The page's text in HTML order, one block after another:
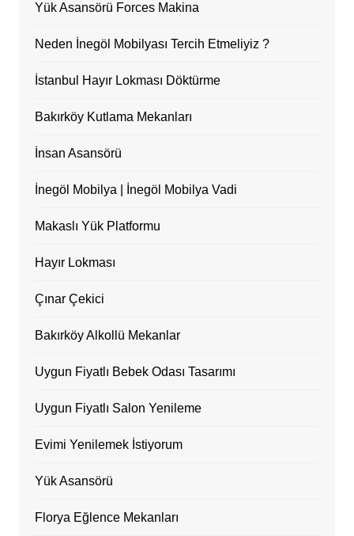
Yük Asansörü Forces Makina
Neden İnegöl Mobilyası Tercih Etmeliyiz ?
İstanbul Hayır Lokması Döktürme
Bakırköy Kutlama Mekanları
İnsan Asansörü
İnegöl Mobilya | İnegöl Mobilya Vadi
Makaslı Yük Platformu
Hayır Lokması
Çınar Çekici
Bakırköy Alkollü Mekanlar
Uygun Fiyatlı Bebek Odası Tasarımı
Uygun Fiyatlı Salon Yenileme
Evimi Yenilemek İstiyorum
Yük Asansörü
Florya Eğlence Mekanları